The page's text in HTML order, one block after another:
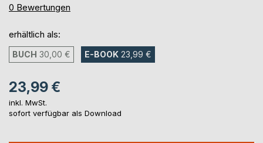
0%
0 Bewertungen
erhältlich als:
BUCH 30,00 € E-BOOK 23,99 €
23,99 €
inkl. MwSt.
sofort verfügbar als Download